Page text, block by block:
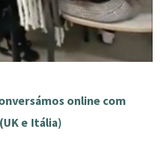
online com
e Itália)